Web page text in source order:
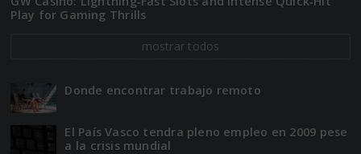
Play for Gaming Thrills
mostrar todos
Donde encontrar trabajo remoto
El Paí­­s Vasco tendra pleno empleo en 2009 pese
a la crisis mundial